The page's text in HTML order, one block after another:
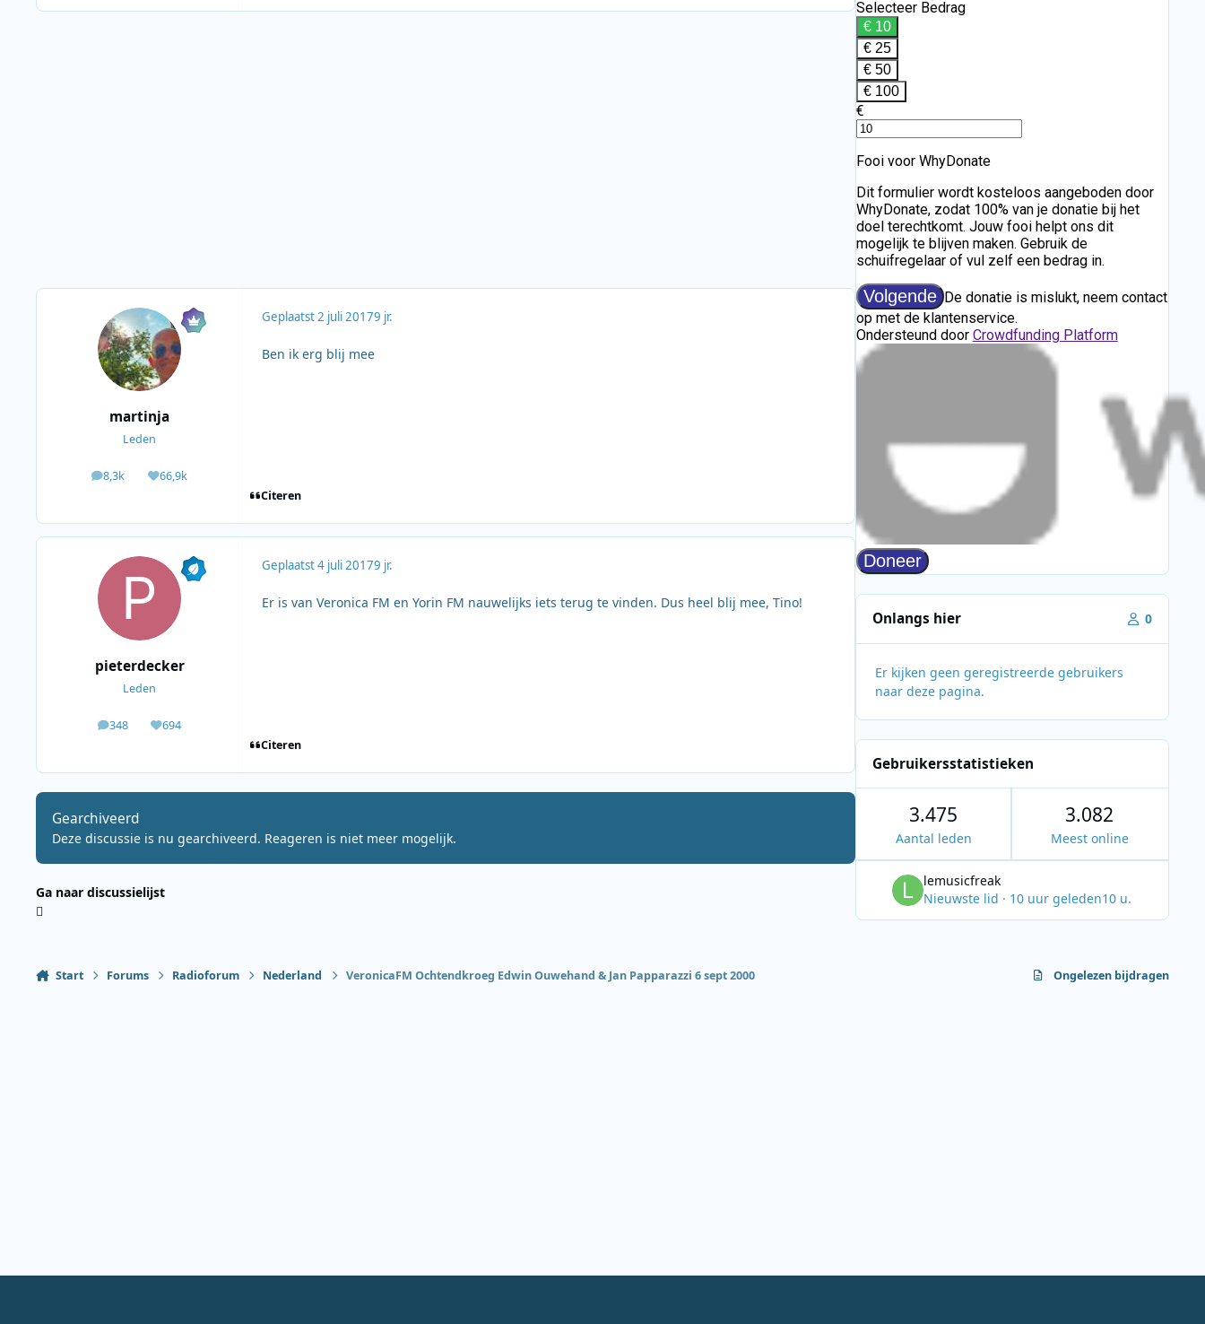
martinja
Leden
8,3k
berichten66,9k
Waardering
Geplaatst2 juli 20179 jr.
Ben ik erg blij mee
Citeren
pieterdecker
Leden
348
berichten694
Waardering
Geplaatst4 juli 20179 jr.
Er is van Veronica FM en Yorin FM nauwelijks iets terug te vinden. Dus heel blij mee, Tino!
Citeren
Gearchiveerd
Deze discussie is nu gearchiveerd. Reageren is niet meer mogelijk.
Ga naar discussielijst
Onlangs hier 0
Er kijken geen geregistreerde gebruikers
naar deze pagina.
Gebruikersstatistieken
3.475
Aantal leden
3.082
Meest online
lemusicfreak
Nieuwste lid · 10 uur geleden10 u.
Start Forums Radioforum Nederland VeronicaFM Ochtendkroeg Edwin Ouwehand & Jan Papparazzi 6 sept 2000 Ongelezen bijdragen